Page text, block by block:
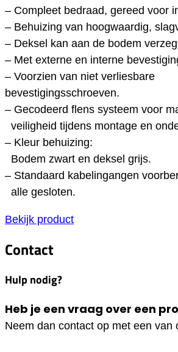
– Compleet bedraad, gereed voor
– Behuizing van hoogwaardig,
– Deksel kan aan de bodem
– Met externe en interne
– Voorzien van niet verliesbare
bevestigingsschroeven.
– Gecodeerd flens systeem voor
veiligheid tijdens montage en
– Kleur behuizing:
Bodem zwart en deksel grijs.
– Standaard kabelingangen
alle gesloten.
Bekijk product
Contact
Hulp nodig?
Heb je een vraag over een
Neem dan contact op met een van